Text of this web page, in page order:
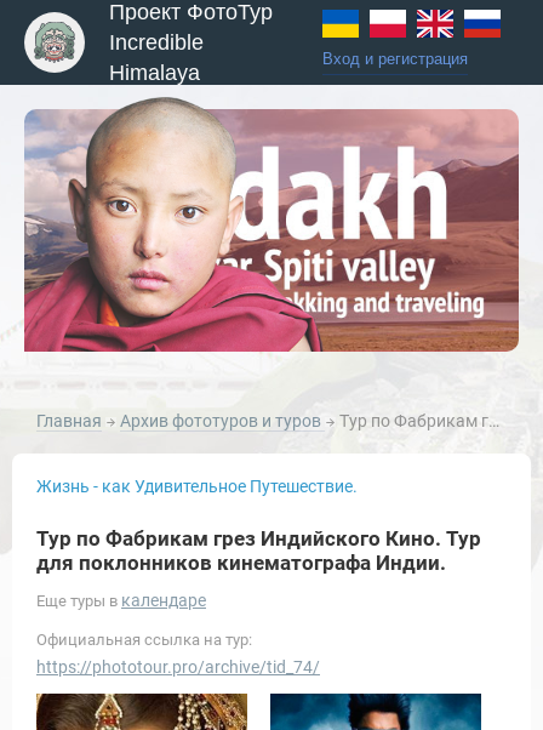
Проект ФотоТур
Incredible
Himalaya
Вход и регистрация
Главная Архив фототуров и туров Тур по Фабрикам грез Индийского Кино. Тур для поклонников кинематографа Индии.
Жизнь - как Удивительное Путешествие.
Тур по Фабрикам грез Индийского Кино. Тур
для поклонников кинематографа Индии.
Еще туры в календаре
Официальная ссылка на тур:
https://phototour.pro/archive/tid_74/